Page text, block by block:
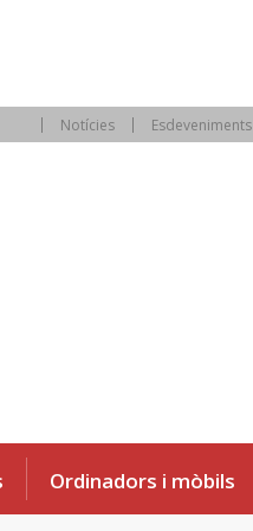
Notícies Esdeveniments
Ordinadors i mòbils